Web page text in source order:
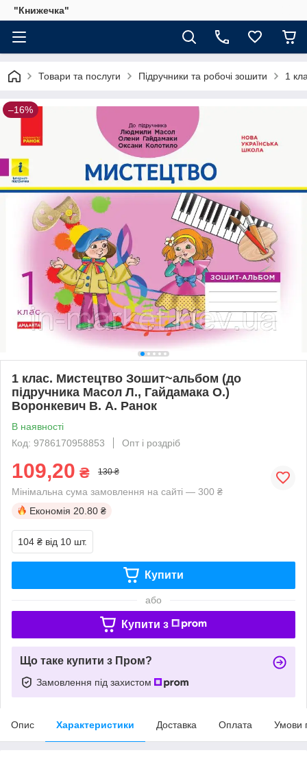
"Книжечка"
Товари та послуги Підручники та робочі зошити 1
–16%
1 клас. Мистецтво Зошит~альбом (до
підручника Масол Л., Гайдамака О.)
Воронкевич В. А. Ранок
В наявності
Код: 9786170958853
Опт і роздріб
109,20 ₴ 130 ₴
Мінімальна сума замовлення на сайті — 300 ₴
Економія 20.80 ₴
104 ₴ від 10 шт.
Купити
або
Купити з
Що таке купити з Пром?
Замовлення під захистом
Опис Характеристики Доставка Оплата Умови